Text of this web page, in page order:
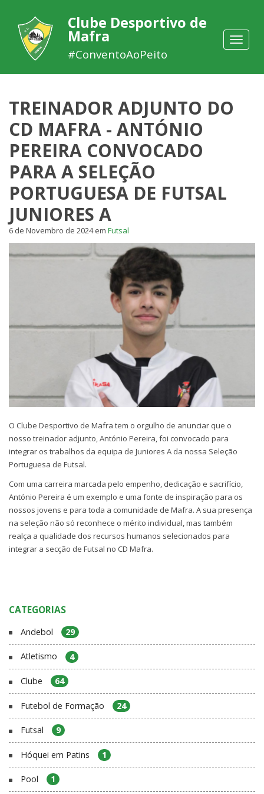
Toggle
Clube Desportivo de
Mafra
#ConventoAoPeito
TREINADOR ADJUNTO DO
CD MAFRA - ANTÓNIO
PEREIRA CONVOCADO
PARA A SELEÇÃO
PORTUGUESA DE FUTSAL
JUNIORES A
6 de Novembro de 2024em Futsal
O Clube Desportivo de Mafra tem o orgulho de anunciar que o
nosso treinador adjunto, António Pereira, foi convocado para
integrar os trabalhos da equipa de Juniores A da nossa Seleção
Portuguesa de Futsal.
Com uma carreira marcada pelo empenho, dedicação e sacrifício,
António Pereira é um exemplo e uma fonte de inspiração para os
nossos jovens e para toda a comunidade de Mafra. A sua presença
na seleção não só reconhece o mérito individual, mas também
realça a qualidade dos recursos humanos selecionados para
integrar a secção de Futsal no CD Mafra.
CATEGORIAS
Andebol 29
Atletismo 4
Clube 64
Futebol de Formação 24
Futsal 9
Hóquei em Patins 1
Pool 1